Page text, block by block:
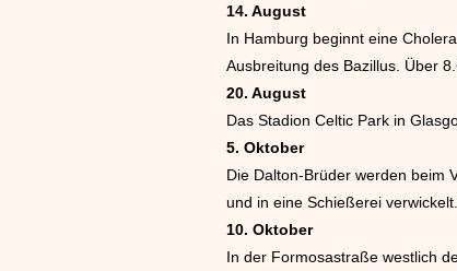
14. August
In Hamburg beginnt eine
Ausbreitung des Bazillus. Über
20. August
Das Stadion Celtic Park in
5. Oktober
Die Dalton-Brüder werden beim
und in eine Schießerei
10. Oktober
In der Formosastraße westlich